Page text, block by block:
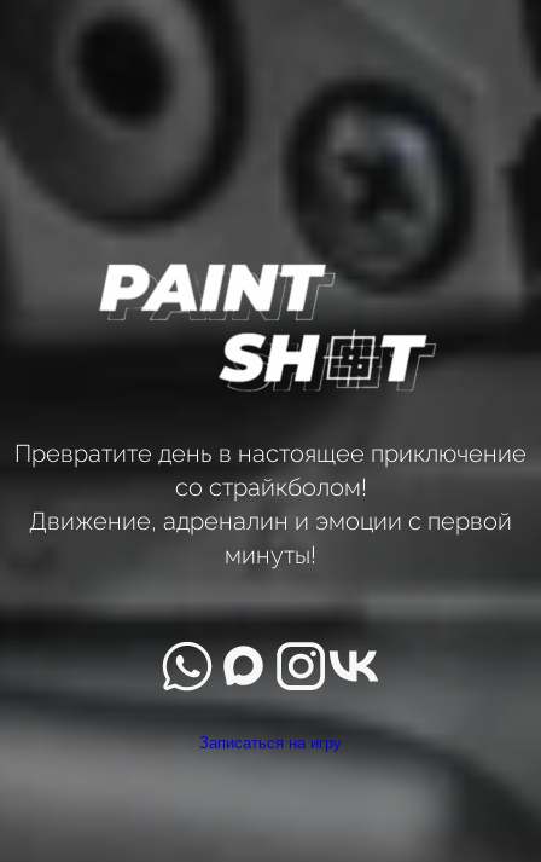
Превратите день в настоящее приключение
со страйкболом!
Движение, адреналин и эмоции с первой
минуты!
Записаться на игру